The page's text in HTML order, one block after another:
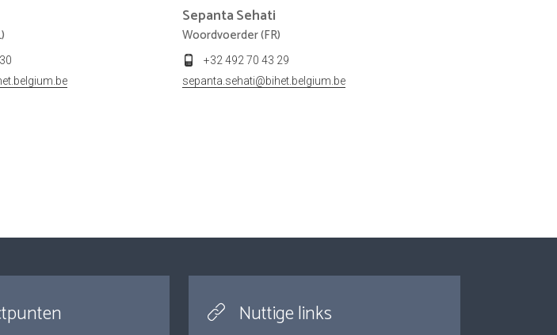
SepantaSehati
Woordvoerder (FR)
+32 492 70 43 29
sepanta.sehati@bihet.belgium.be
Nuttige links